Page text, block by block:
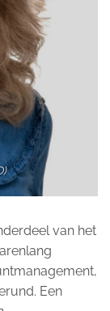
van het
Een